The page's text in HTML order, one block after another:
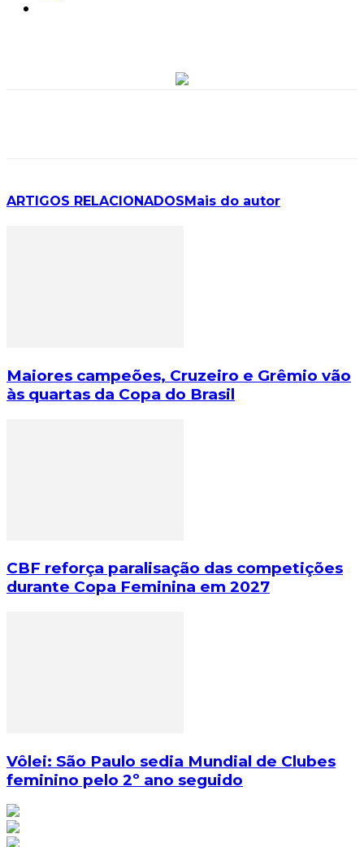
ARTIGOS RELACIONADOSMais do autor
Maiores campeões, Cruzeiro e Grêmio vão
às quartas da Copa do Brasil
CBF reforça paralisação das competições
durante Copa Feminina em 2027
Vôlei: São Paulo sedia Mundial de Clubes
feminino pelo 2º ano seguido